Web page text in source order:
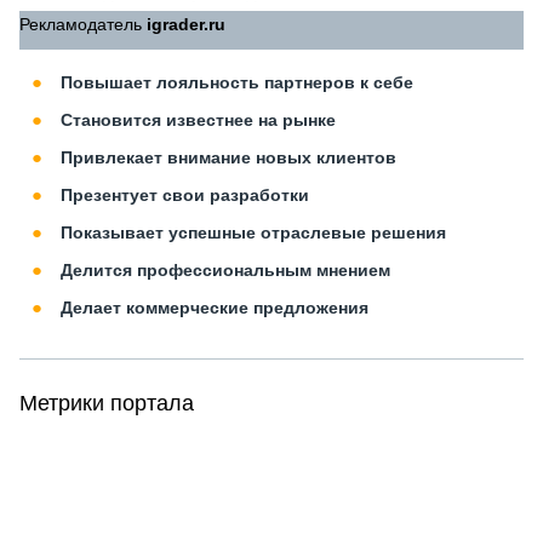
Рекламодатель igrader.ru
Повышает лояльность партнеров к себе
Становится известнее на рынке
Привлекает внимание новых клиентов
Презентует свои разработки
Показывает успешные отраслевые решения
Делится профессиональным мнением
Делает коммерческие предложения
Метрики портала